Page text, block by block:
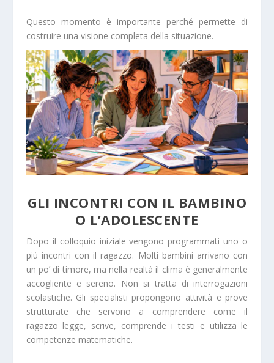
Questo momento è importante perché permette di
costruire una visione completa della situazione.
GLI INCONTRI CON IL BAMBINO
O L’ADOLESCENTE
Dopo il colloquio iniziale vengono programmati uno o
più incontri con il ragazzo. Molti bambini arrivano con
un po’ di timore, ma nella realtà il clima è generalmente
accogliente e sereno. Non si tratta di interrogazioni
scolastiche. Gli specialisti propongono attività e prove
strutturate che servono a comprendere come il
ragazzo legge, scrive, comprende i testi e utilizza le
competenze matematiche.